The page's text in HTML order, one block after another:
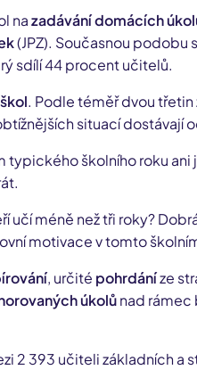
nazadávání domácích
(JPZ). Současnou podobu
sdílí 44 procent učitelů.
. Podle téměř dvou
situací dostávají
typického školního roku
učí méně než tři roky?
motivace v tomto
, určité pohrdáníze
úkolůnad rámec
2 393 učiteli základních a